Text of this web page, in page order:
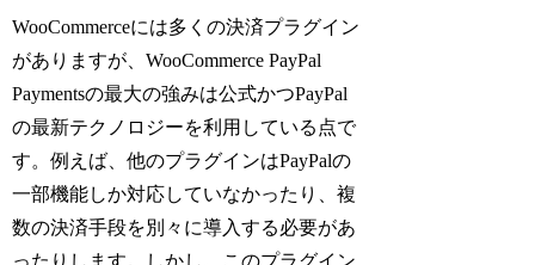
WooCommerceには多くの決済プラグイン
がありますが、WooCommerce PayPal
Paymentsの最大の強みは公式かつPayPal
の最新テクノロジーを利用している点で
す。例えば、他のプラグインはPayPalの
一部機能しか対応していなかったり、複
数の決済手段を別々に導入する必要があ
ったりします。しかし、このプラグイン